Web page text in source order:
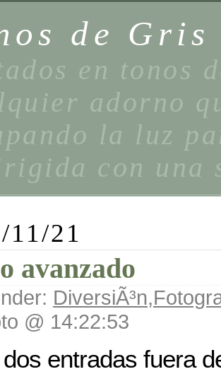
de Gris
en tonos
adorno
la luz
con una
11/21
avanzado
DiversiÃ³n,
@ 14:22:53
entradas fuera